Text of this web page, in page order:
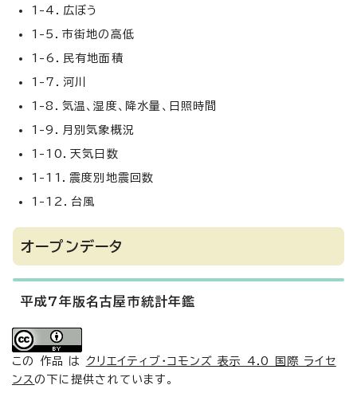
1-4．広ぼう
1-5．市街地の高低
1-6．民有地面積
1-7．河川
1-8．気温、湿度、降水量、日照時間
1-9．月別気象概況
1-10．天気日数
1-11．震度別地震回数
1-12．台風
オープンデータ
平成7年版名古屋市統計年鑑
この 作品 は クリエイティブ・コモンズ 表示 4.0 国際 ライセ
ンスの下に提供されています。